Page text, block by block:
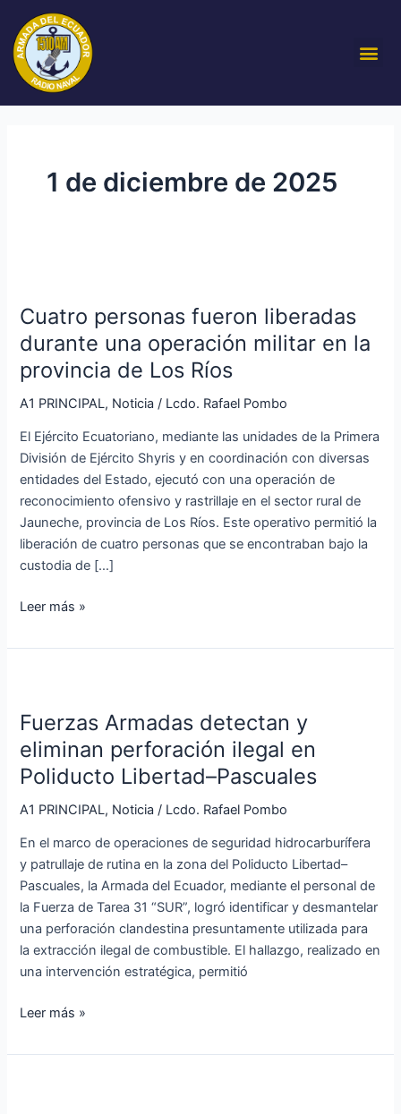
contenido
1 de diciembre de 2025
Cuatro personas fueron liberadas
durante una operación militar en la
provincia de Los Ríos
A1 PRINCIPAL, Noticia / Lcdo. Rafael Pombo
El Ejército Ecuatoriano, mediante las unidades de la Primera
División de Ejército Shyris y en coordinación con diversas
entidades del Estado, ejecutó con una operación de
reconocimiento ofensivo y rastrillaje en el sector rural de
Jauneche, provincia de Los Ríos. Este operativo permitió la
liberación de cuatro personas que se encontraban bajo la
custodia de […]
fueron
liberadas
durante
una
operación
en
la
provincia
de
Los
Ríos
Leer más »
Fuerzas Armadas detectan y
eliminan perforación ilegal en
Poliducto Libertad–Pascuales
A1 PRINCIPAL, Noticia / Lcdo. Rafael Pombo
En el marco de operaciones de seguridad hidrocarburífera
y patrullaje de rutina en la zona del Poliducto Libertad–
Pascuales, la Armada del Ecuador, mediante el personal de
la Fuerza de Tarea 31 “SUR”, logró identificar y desmantelar
una perforación clandestina presuntamente utilizada para
la extracción ilegal de combustible. El hallazgo, realizado en
una intervención estratégica, permitió
detectan
y
eliminan
perforación
ilegal
Poliducto
Libertad–
Pascuales
Leer más »